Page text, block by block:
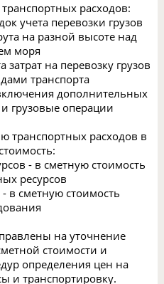
расходов:
учета перевозки грузов
на разной высоте над
моря
затрат на перевозку грузов
транспорта
дополнительных
грузовые операции
транспортных расходов в
- в сметную стоимость
ресурсов
в сметную стоимость
на уточнение
стоимости и
определения цен на
и транспортировку.